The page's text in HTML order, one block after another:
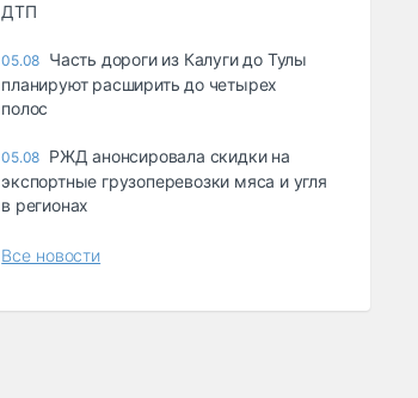
ДТП
05.08 Часть дороги из Калуги до Тулы
планируют расширить до четырех
полос
05.08 РЖД анонсировала скидки на
экспортные грузоперевозки мяса и угля
в регионах
Все новости